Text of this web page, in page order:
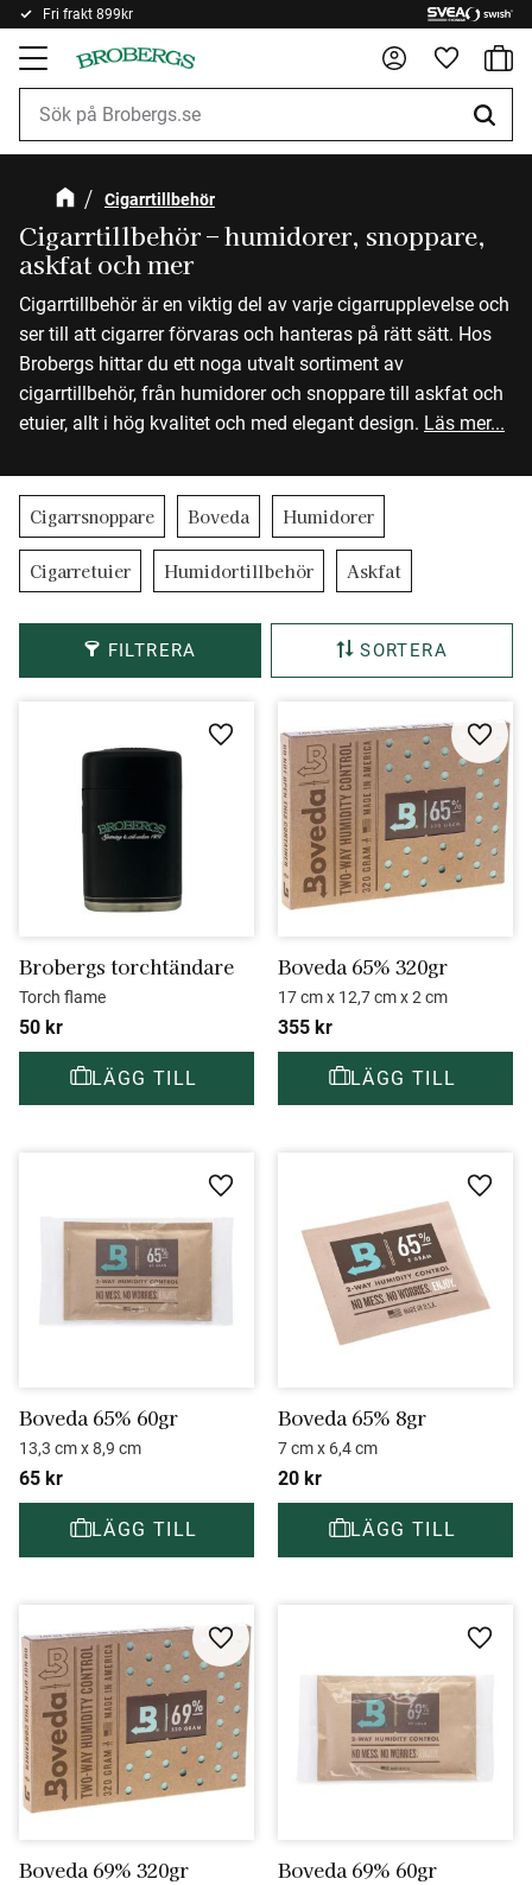
Meny
Fri frakt 899kr
Cigarrtillbehör
Cigarrtillbehör – humidorer, snoppare,
askfat och mer
Cigarrtillbehör är en viktig del av varje cigarrupplevelse och
ser till att cigarrer förvaras och hanteras på rätt sätt. Hos
Brobergs hittar du ett noga utvalt sortiment av
cigarrtillbehör, från humidorer och snoppare till askfat och
etuier, allt i hög kvalitet och med elegant design. Läs mer...
Cigarrsnoppare Boveda Humidorer
Cigarretuier Humidortillbehör Askfat
FILTRERA SORTERA
Brobergs torchtändare
Torch flame
50 kr
Lägg till i favoriter
Boveda 65% 320gr
17 cm x 12,7 cm x 2 cm
355 kr
Lägg
Boveda 65% 60gr
13,3 cm x 8,9 cm
65 kr
Lägg till i favoriter
Boveda 65% 8gr
7 cm x 6,4 cm
20 kr
Lägg
Boveda 69% 320gr
Lägg till i favoriter
Boveda 69% 60gr
Lägg